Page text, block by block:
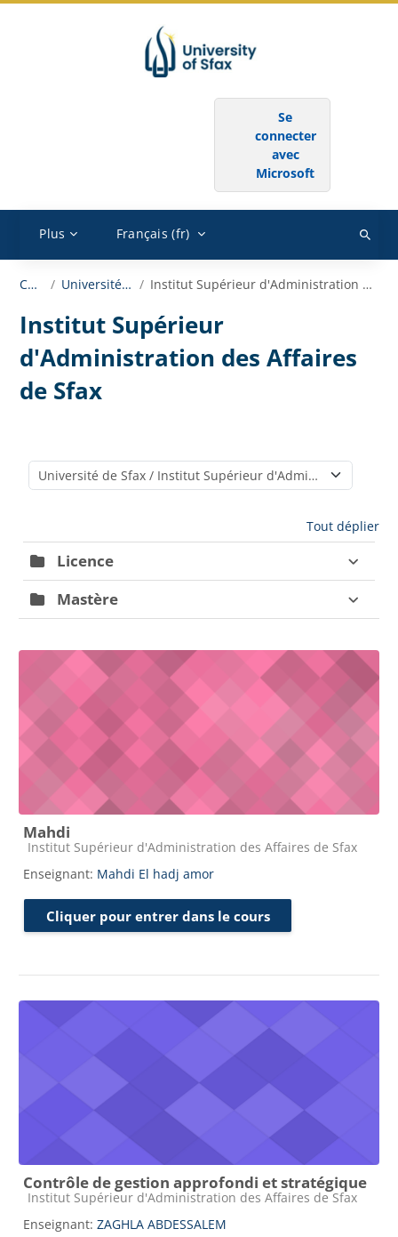
Se
connecter
avec
Microsoft
Plus Français ‎(fr)‎
cours
Cours Université de Sfax Institut Supérieur d'Administration des Affaires de Sfax
Institut Supérieur
d'Administration des Affaires
de Sfax
Catégories de cours
Tout déplier
Licence
Mastère
Mahdi
Catégorie de cours
Institut Supérieur d'Administration des Affaires de Sfax
Enseignant: Mahdi El hadj amor
Cliquer pour entrer dans le cours
Contrôle de gestion approfondi et stratégique
Catégorie de cours
Institut Supérieur d'Administration des Affaires de Sfax
Enseignant: ZAGHLA ABDESSALEM